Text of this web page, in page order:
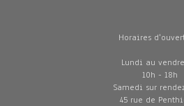
Horaires
Lundi au
10h - 18h
Samedi sur
45 rue de